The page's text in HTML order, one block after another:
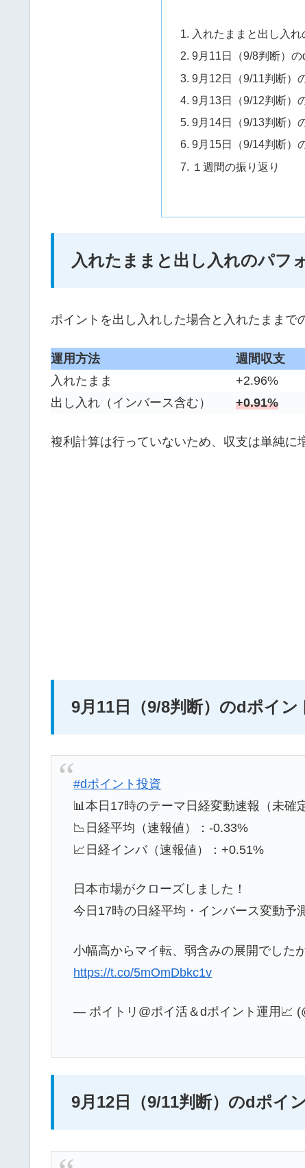
入れたままと出し入
9月11日（9/8判断）
9月12日（9/11判断）
9月13日（9/12判断）
9月14日（9/13判断）
9月15日（9/14判断）
１週間の振り返り
入れたままと出し入れのパフ
ポイントを出し入れした場合と入れたままで
運用方法 週間収支
入れたまま
+2.96%
出し入れ（インバース含む）
+0.91%
複利計算は行っていないため、収支は単純に
9月11日（9/8判断）のdポイ
#dポイント投資
📊本日17時のテーマ日経変動速報（未確
📉日経平均（速報値）：-0.33%
📈日経インバ（速報値）：+0.51%
日本市場がクローズしました！
今日17時の日経平均・インバース変動予
小幅高からマイ転、弱含みの展開でした
https://t.co/5mOmDbkc1v
— ポイトリ@ポイ活＆dポイント運用📈
9月12日（9/11判断）のdポイ